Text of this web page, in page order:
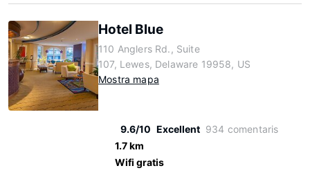
Hotel Blue
110 Anglers Rd., Suite
107, Lewes, Delaware 19958, US
Mostra mapa
9.6/10 Excellent 934 comentaris
1.7 km
Wifi gratis